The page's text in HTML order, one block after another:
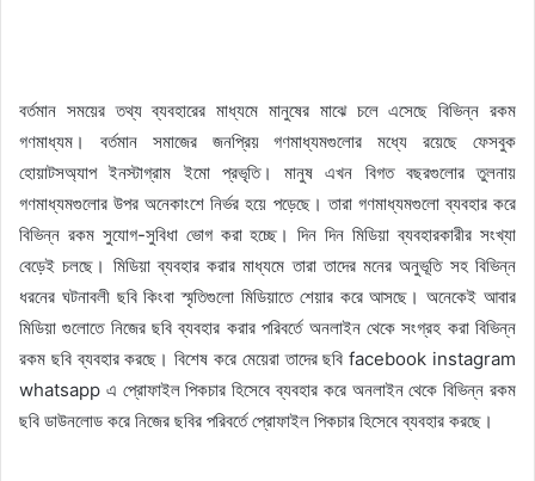
বর্তমান সময়ের তথ্য ব্যবহারের মাধ্যমে মানুষের মাঝে চলে এসেছে বিভিন্ন রকম
গণমাধ্যম। বর্তমান সমাজের জনপ্রিয় গণমাধ্যমগুলোর মধ্যে রয়েছে ফেসবুক
হোয়াটসঅ্যাপ ইনস্টাগ্রাম ইমো প্রভৃতি। মানুষ এখন বিগত বছরগুলোর তুলনায়
গণমাধ্যমগুলোর উপর অনেকাংশে নির্ভর হয়ে পড়েছে। তারা গণমাধ্যমগুলো ব্যবহার করে
বিভিন্ন রকম সুযোগ-সুবিধা ভোগ করা হচ্ছে। দিন দিন মিডিয়া ব্যবহারকারীর সংখ্যা
বেড়েই চলছে। মিডিয়া ব্যবহার করার মাধ্যমে তারা তাদের মনের অনুভূতি সহ বিভিন্ন
ধরনের ঘটনাবলী ছবি কিংবা স্মৃতিগুলো মিডিয়াতে শেয়ার করে আসছে। অনেকেই আবার
মিডিয়া গুলোতে নিজের ছবি ব্যবহার করার পরিবর্তে অনলাইন থেকে সংগ্রহ করা বিভিন্ন
রকম ছবি ব্যবহার করছে। বিশেষ করে মেয়েরা তাদের ছবি facebook instagram
whatsapp এ প্রোফাইল পিকচার হিসেবে ব্যবহার করে অনলাইন থেকে বিভিন্ন রকম
ছবি ডাউনলোড করে নিজের ছবির পরিবর্তে প্রোফাইল পিকচার হিসেবে ব্যবহার করছে।